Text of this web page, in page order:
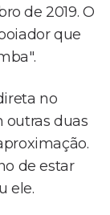
de 2019. O
que
no
outras duas
de estar
ele.